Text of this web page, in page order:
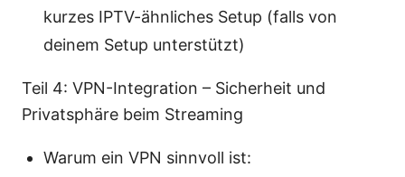
kurzes IPTV-ähnliches Setup (falls von
deinem Setup unterstützt)
Teil 4: VPN-Integration – Sicherheit und
Privatsphäre beim Streaming
Warum ein VPN sinnvoll ist: